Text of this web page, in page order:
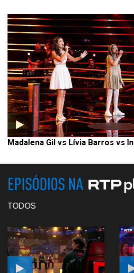
Madalena Gil vs Lívia Barros vs
EPISÓDIOS NA
TODOS